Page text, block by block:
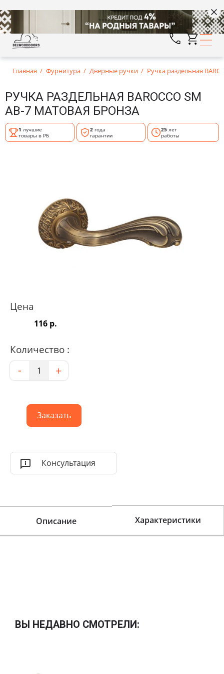
Главная Фурнитура Дверные ручки Ручка раздельная
РУЧКА РАЗДЕЛЬНАЯ BAROCCO SM
AB-7 МАТОВАЯ БРОНЗА
1 лучшие
товары в РБ
2года
гарантии
25 лет
работы
Цена
116 р.
Количество :
Количество
- +
Заказать
Консультация
Описание Характеристики
ВЫ НЕДАВНО СМОТРЕЛИ: